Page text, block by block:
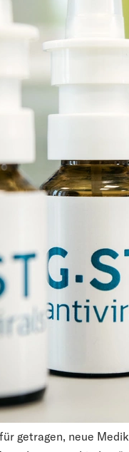
getragen, neue